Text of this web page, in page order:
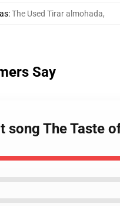
:The Used Tirar almohada,
Say
The Taste